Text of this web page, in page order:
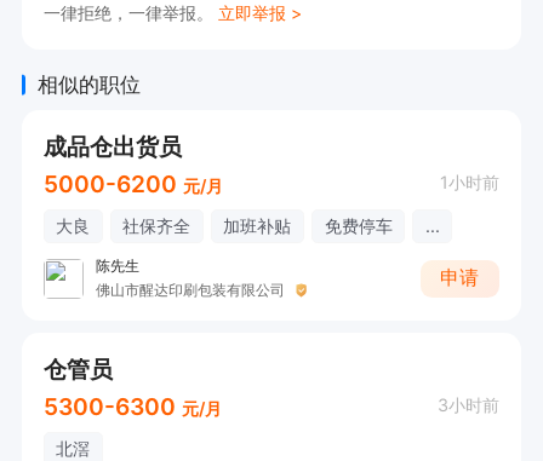
一律拒绝，一律举报。 立即举报 >
相似的职位
成品仓出货员
5000-6200 元/月 1小时前
大良 社保齐全 加班补贴 免费停车 ...
陈先生
佛山市醒达印刷包装有限公司
申请
仓管员
5300-6300 元/月 3小时前
北滘